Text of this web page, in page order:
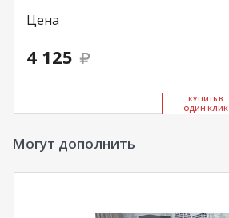
Цена
4 125
КУ­ПИТЬ В
ОДИН КЛИК
Могут дополнить